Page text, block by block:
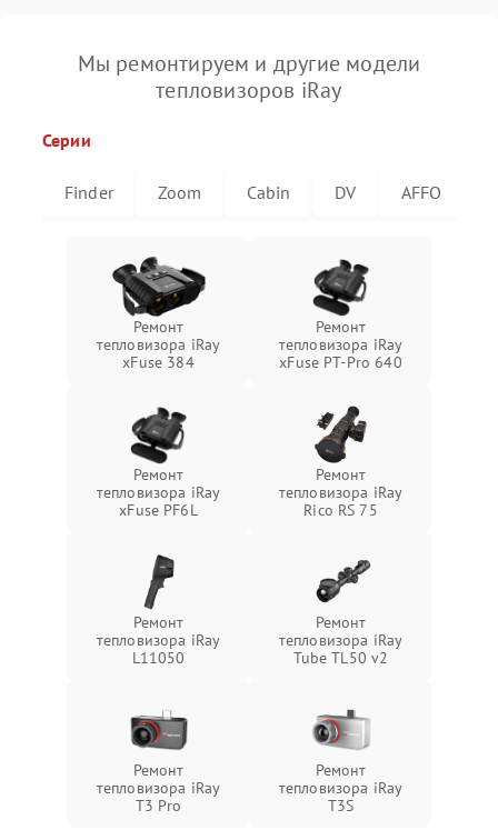
Мы ремонтируем и другие модели
тепловизоров iRay
Серии
Finder Zoom Cabin DV AFFO
Ремонт
тепловизора iRay
xFuse 384
Ремонт
тепловизора iRay
xFuse PT-Pro 640
Ремонт
тепловизора iRay
xFuse PF6L
Ремонт
тепловизора iRay
Rico RS 75
Ремонт
тепловизора iRay
L11050
Ремонт
тепловизора iRay
Tube TL50 v2
Ремонт
тепловизора iRay
T3 Pro
Ремонт
тепловизора iRay
T3S